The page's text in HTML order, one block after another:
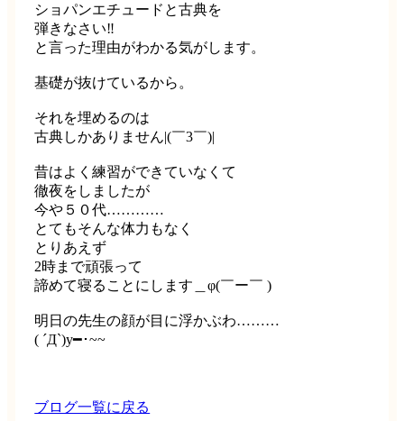
ショパンエチュードと古典を
弾きなさい‼︎
と言った理由がわかる気がします。
基礎が抜けているから。
それを埋めるのは
古典しかありません|(￣3￣)|
昔はよく練習ができていなくて
徹夜をしましたが
今や５０代…………
とてもそんな体力もなく
とりあえず
2時まで頑張って
諦めて寝ることにします＿φ(￣ー￣ )
明日の先生の顔が目に浮かぶわ………
( ´Д`)y━･~~
ブログ一覧に戻る